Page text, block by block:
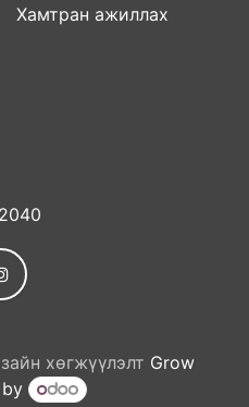
ажиллах
хөгжүүлэлт Grow